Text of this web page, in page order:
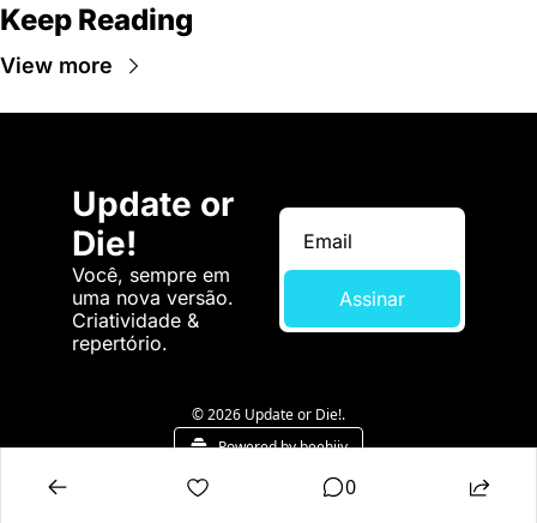
Keep Reading
View more
Update or
Die!
Você, sempre em
uma nova versão.
Criatividade &
repertório.
Assinar
© 2026 Update or Die!.
Powered by beehiiv
0